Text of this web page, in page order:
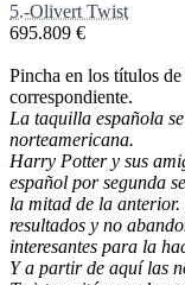
5.-Olivert Twist
695.809 €
Pincha en los títulos
correspondiente.
La taquilla española
norteamericana.
Harry Potter y sus
español por segunda
la mitad de la anterior.
resultados y no
interesantes para la
Y a partir de aquí las